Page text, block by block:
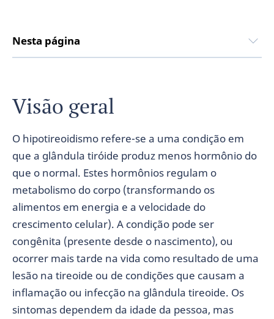
Nesta página
Visão geral
O hipotireoidismo refere-se a uma condição em
que a glândula tiróide produz menos hormônio do
que o normal. Estes hormônios regulam o
metabolismo do corpo (transformando os
alimentos em energia e a velocidade do
crescimento celular). A condição pode ser
congênita (presente desde o nascimento), ou
ocorrer mais tarde na vida como resultado de uma
lesão na tireoide ou de condições que causam a
inflamação ou infecção na glândula tireoide. Os
sintomas dependem da idade da pessoa, mas